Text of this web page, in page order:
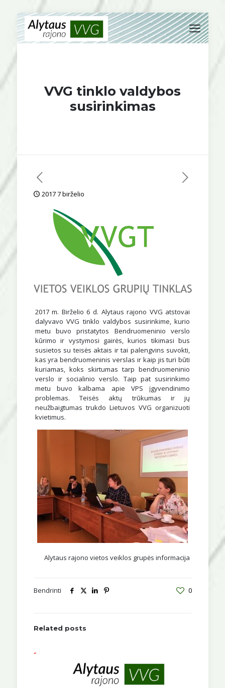
VVG tinklo valdybos
susirinkimas
2017 7 birželio
2017 m. Birželio 6 d. Alytaus rajono VVG atstovai
dalyvavo VVG tinklo valdybos susirinkime, kurio
metu buvo pristatytos Bendruomeninio verslo
kūrimo ir vystymosi gairės, kurios tikimasi bus
susietos su teisės aktais ir tai palengvins suvokti,
kas yra bendruomeninis verslas ir kaip jis turi būti
kuriamas, koks skirtumas tarp bendruomeninio
verslo ir socialinio verslo. Taip pat susirinkimo
metu buvo kalbama apie VPS įgyvendinimo
problemas. Teisės aktų trūkumas ir jų
neužbaigtumas trukdo Lietuvos VVG organizuoti
kvietimus.
Alytaus rajono vietos veiklos grupės informacija
Bendrinti 0
Related posts